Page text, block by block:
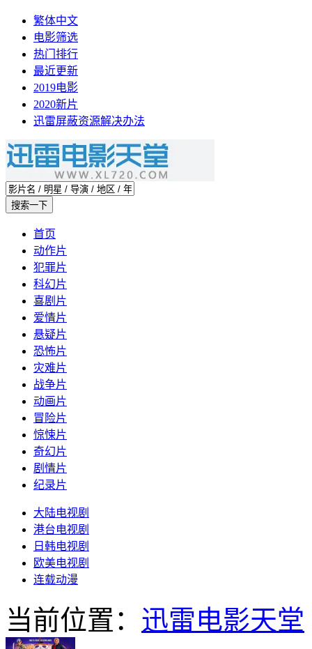
繁体中文
电影筛选
热门排行
最近更新
2019电影
2020新片
迅雷屏蔽资源解决办法
首页
动作片
犯罪片
科幻片
喜剧片
爱情片
悬疑片
恐怖片
灾难片
战争片
动画片
冒险片
惊悚片
奇幻片
剧情片
纪录片
大陆电视剧
港台电视剧
日韩电视剧
欧美电视剧
连载动漫
当前位置： 迅雷电影天堂